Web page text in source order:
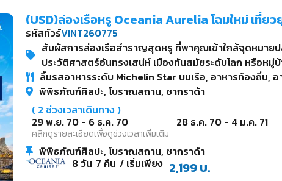
(USD)ล่องเรือหรู Oceania Aurelia โฉมใหม่ เที่ย
รหัสทัวร์VINT260775
สัมผัสการล่องเรือสำราญสุดหรู ที่พาคุณเข้าใกล้จุดหมายป
ประวัติศาสตร์อันทรงเสน่ห์ เมืองทันสมัยระดับโลก หรือห
ท้องถิ่น และดื่มด่ำกับเสน่ห์ของแต่ละจุดหมายอย่างลึกซึ้ง
ลิ้มรสอาหารระดับ Michelin Star บนเรือ, อาหารท้องถิ่น, อ
พิพิธภัณฑ์ศิลปะ, โบราณสถาน, ซากราด้า
( 2 ช่วงเวลาเดินทาง )
29 พ.ย. 70 - 6 ธ.ค. 70 28 ธ.ค. 70 - 4 ม.ค. 71
คลิกดูรายละเอียดเพื่อดูช่วงเวลาเพิ่มเติม
พิพิธภัณฑ์ศิลปะ, โบราณสถาน, ซากราด้า
8วัน 7 คืน / เริ่มเพียง 2,199บ.